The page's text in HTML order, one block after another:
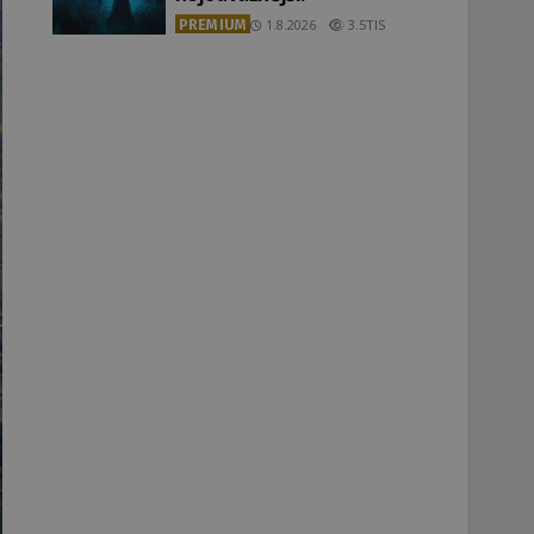
PREMIUM 1.8.2026 3.5TIS